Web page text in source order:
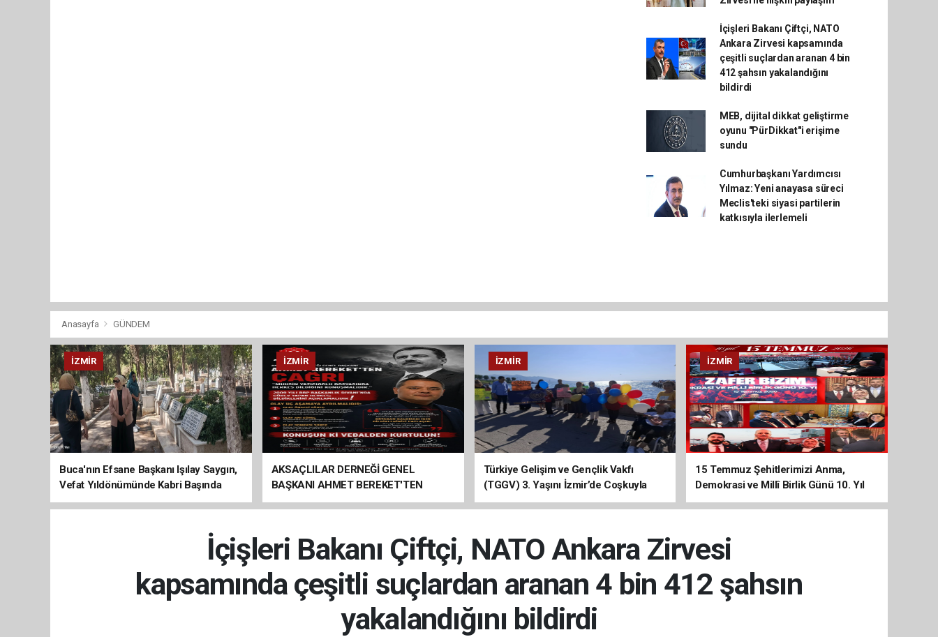
İçişleri Bakanı Çiftçi, NATO
Ankara Zirvesi kapsamında
çeşitli suçlardan aranan 4 bin
412 şahsın yakalandığını
bildirdi
MEB, dijital dikkat geliştirme
oyunu "PürDikkat"i erişime
sundu
Cumhurbaşkanı Yardımcısı
Yılmaz: Yeni anayasa süreci
Meclis'teki siyasi partilerin
katkısıyla ilerlemeli
Anasayfa GÜNDEM
İZMIR
Buca'nın Efsane Başkanı Işılay Saygın,
Vefat Yıldönümünde Kabri Başında
Anıldı
İZMIR
AKSAÇLILAR DERNEĞİ GENEL
BAŞKANI AHMET BEREKET'TEN
ÇAĞRI
İZMIR
Türkiye Gelişim ve Gençlik Vakfı
(TGGV) 3. Yaşını İzmir’de Coşkuyla
Kutladı
İZMIR
15 Temmuz Şehitlerimizi Anma,
Demokrasi ve Millî Birlik Günü 10. Yıl
Programına Yoğun Katılım
İçişleri Bakanı Çiftçi, NATO Ankara Zirvesi
kapsamında çeşitli suçlardan aranan 4 bin 412 şahsın
yakalandığını bildirdi